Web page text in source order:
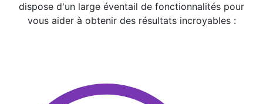
dispose d'un large éventail de fonctionnalités pour
vous aider à obtenir des résultats incroyables :